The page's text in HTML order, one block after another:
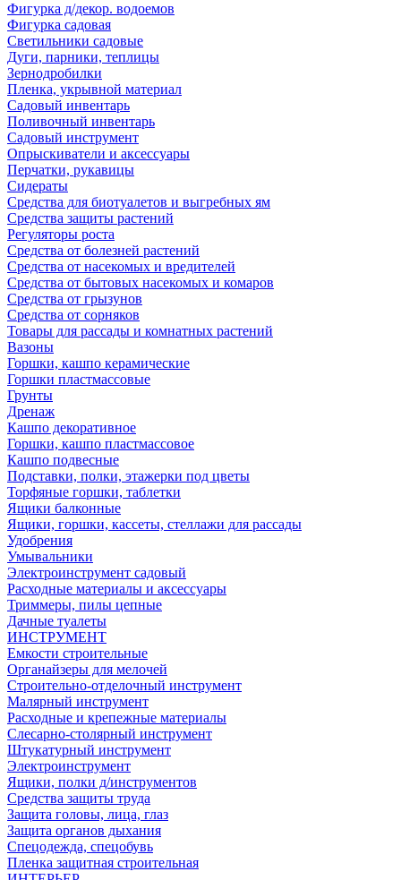
Фигурка д/декор. водоемов
Фигурка садовая
Светильники садовые
Дуги, парники, теплицы
Зернодробилки
Пленка, укрывной материал
Садовый инвентарь
Поливочный инвентарь
Садовый инструмент
Опрыскиватели и аксессуары
Перчатки, рукавицы
Сидераты
Средства для биотуалетов и выгребных ям
Средства защиты растений
Регуляторы роста
Средства от болезней растений
Средства от насекомых и вредителей
Средства от бытовых насекомых и комаров
Средства от грызунов
Средства от сорняков
Товары для рассады и комнатных растений
Вазоны
Горшки, кашпо керамические
Горшки пластмассовые
Грунты
Дренаж
Кашпо декоративное
Горшки, кашпо пластмассовое
Кашпо подвесные
Подставки, полки, этажерки под цветы
Торфяные горшки, таблетки
Ящики балконные
Ящики, горшки, кассеты, стеллажи для рассады
Удобрения
Умывальники
Электроинструмент садовый
Расходные материалы и аксессуары
Триммеры, пилы цепные
Дачные туалеты
ИНСТРУМЕНТ
Емкости строительные
Органайзеры для мелочей
Строительно-отделочный инструмент
Малярный инструмент
Расходные и крепежные материалы
Слесарно-столярный инструмент
Штукатурный инструмент
Электроинструмент
Ящики, полки д/инструментов
Средства защиты труда
Защита головы, лица, глаз
Защита органов дыхания
Спецодежда, спецобувь
Пленка защитная строительная